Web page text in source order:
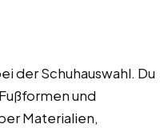
der Schuhauswahl. Du
und
Materialien,